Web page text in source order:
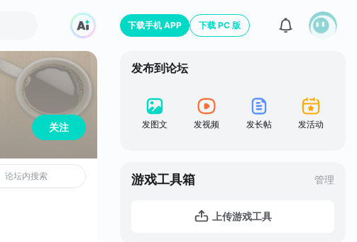
关注
下载手机 APP 下载 PC 版
发布到论坛
发图文 发视频 发长帖 发活动
游戏工具箱 管理
上传游戏工具